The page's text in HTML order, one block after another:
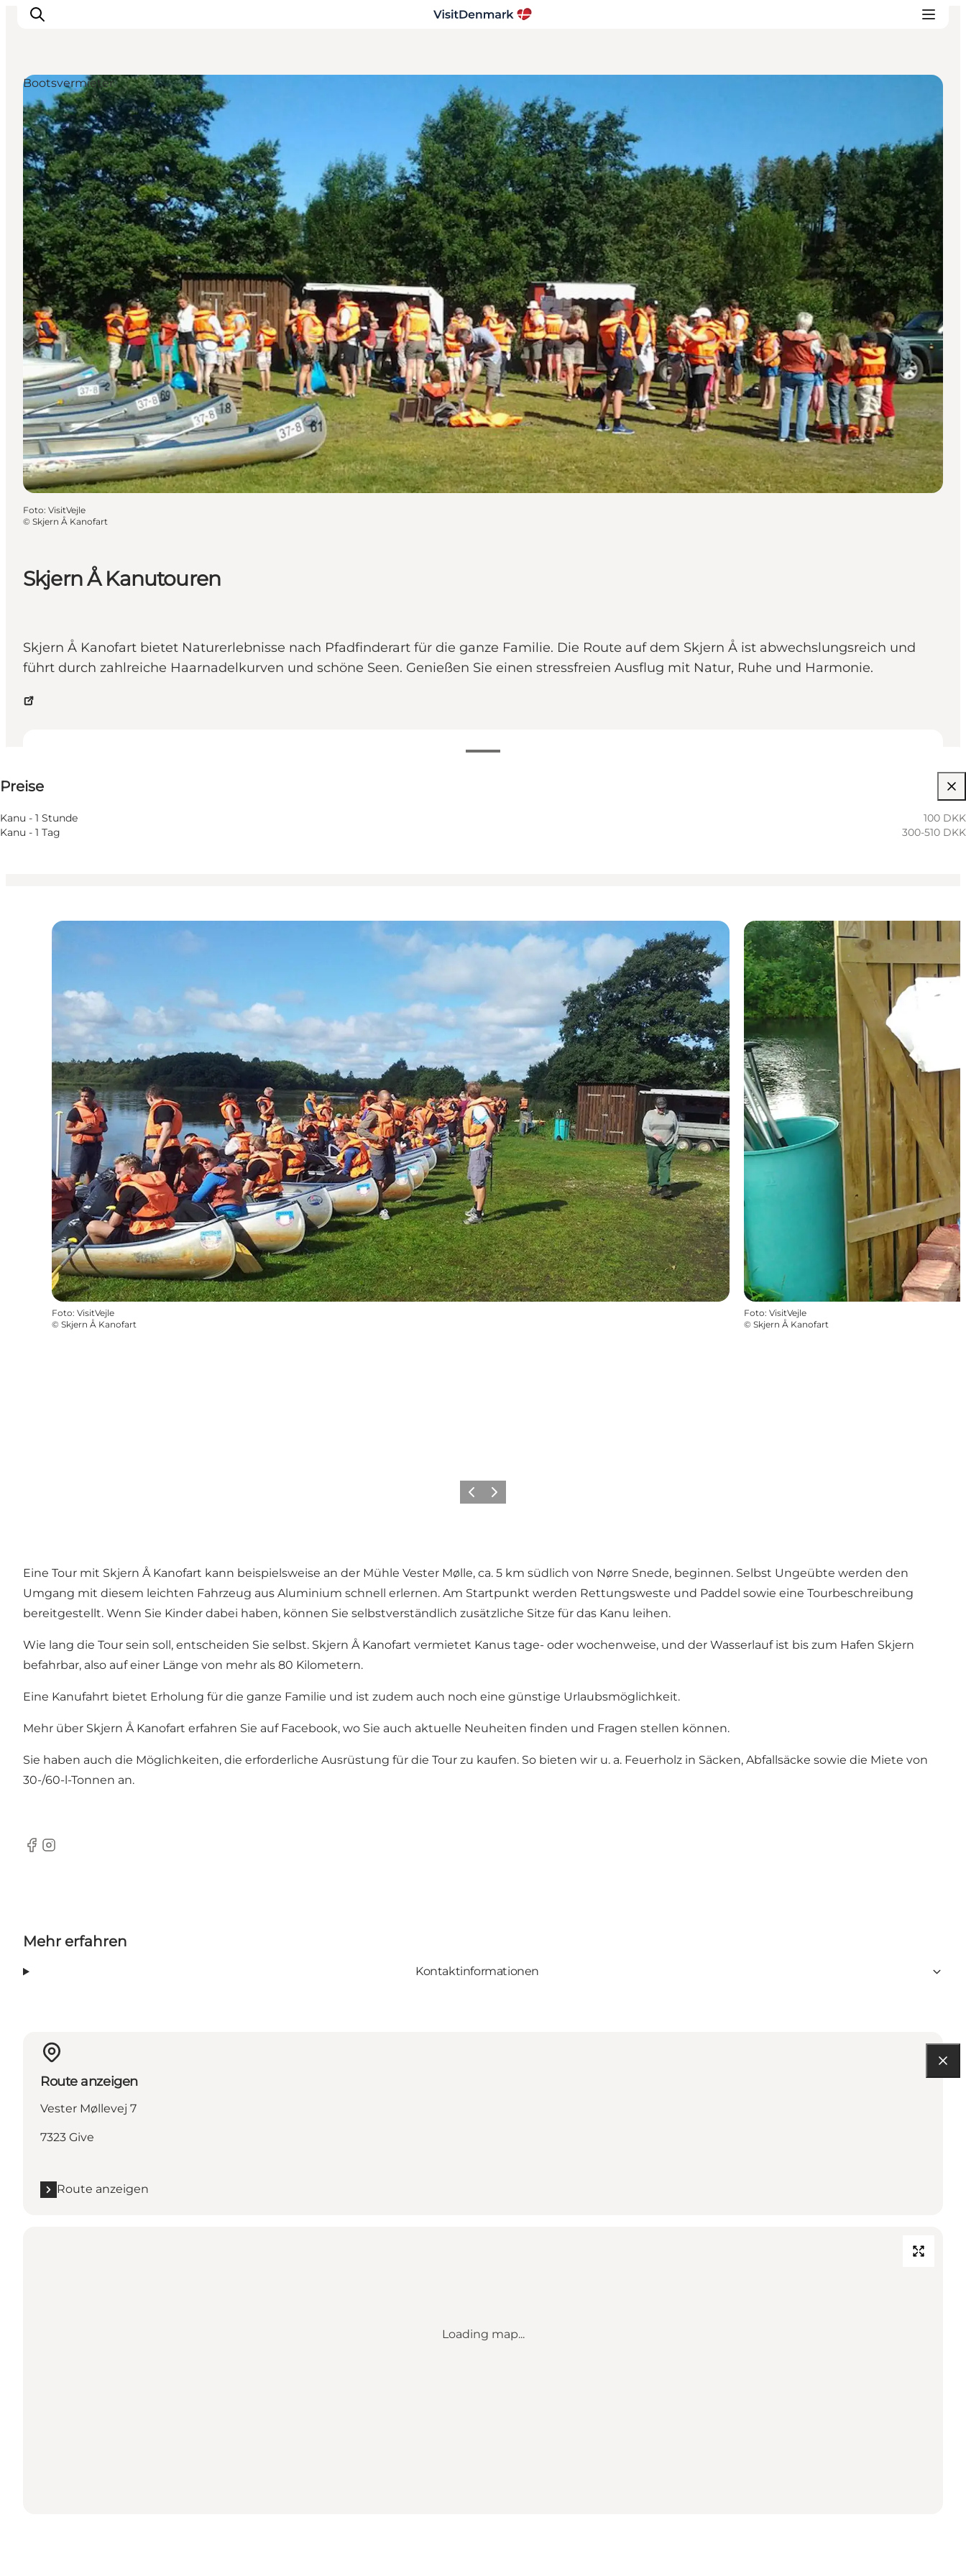
Inspiration
Regionen
Erlebnisse
Unterkünfte
Reiseplanung
Skjern Å Kanutouren
Skjern Å Kanofart bietet Naturerlebnisse nach Pfadfinderart für die ganze Familie. Die Route auf dem Skjern Å ist abwechslungsreich und
führt durch zahlreiche Haarnadelkurven und schöne Seen. Genießen Sie einen stressfreien Ausflug mit Natur, Ruhe und Harmonie.
Preise
Kanu - 1 Stunde
100 DKK
Kanu - 1 Tag
300-510 DKK
Kinder, Freunde, Mein Partner, Mir selbst, Mein Geschäft
Bootsvermieter
Foto: VisitVejle
© Skjern Å Kanofart
Foto: VisitVejle
© Skjern Å Kanofart
Foto: VisitVejle
© Skjern Å Kanofart
ZurückWeiter
Eine Tour mit Skjern Å Kanofart kann beispielsweise an der Mühle Vester Mølle, ca. 5 km südlich von Nørre Snede, beginnen. Selbst Ungeübte werden den
Umgang mit diesem leichten Fahrzeug aus Aluminium schnell erlernen. Am Startpunkt werden Rettungsweste und Paddel sowie eine Tourbeschreibung
bereitgestellt. Wenn Sie Kinder dabei haben, können Sie selbstverständlich zusätzliche Sitze für das Kanu leihen.
Wie lang die Tour sein soll, entscheiden Sie selbst. Skjern Å Kanofart vermietet Kanus tage- oder wochenweise, und der Wasserlauf ist bis zum Hafen Skjern
befahrbar, also auf einer Länge von mehr als 80 Kilometern.
Eine Kanufahrt bietet Erholung für die ganze Familie und ist zudem auch noch eine günstige Urlaubsmöglichkeit.
Mehr über Skjern Å Kanofart erfahren Sie auf Facebook, wo Sie auch aktuelle Neuheiten finden und Fragen stellen können.
Sie haben auch die Möglichkeiten, die erforderliche Ausrüstung für die Tour zu kaufen. So bieten wir u. a. Feuerholz in Säcken, Abfallsäcke sowie die Miete von
30-/60-l-Tonnen an.
Facebook
Instagram
Mehr erfahren
Kontaktinformationen
Route anzeigen
Vester Møllevej 7
7323 Give
Route anzeigen
Loading map...